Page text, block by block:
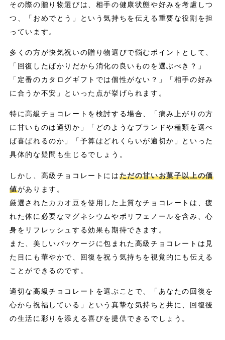
その際の贈り物選びは、相手の健康状態や好みを考慮しつ
つ、「おめでとう」という気持ちを伝える重要な役割を担
っています。
多くの方が快気祝いの贈り物選びで悩むポイントとして、
「回復したばかりだから消化の良いものを選ぶべき？」
「定番のカタログギフトでは個性がない？」「相手の好み
に合うか不安」といった点が挙げられます。
特に高級チョコレートを検討する場合、「病み上がりの方
に甘いものは適切か」「どのようなブランドや種類を選べ
ば喜ばれるのか」「予算はどれくらいが適切か」といった
具体的な疑問も生じるでしょう。
しかし、高級チョコレートにはただの甘いお菓子以上の価
値があります。
厳選されたカカオ豆を使用した上質なチョコレートは、疲
れた体に必要なマグネシウムやポリフェノールを含み、心
身をリフレッシュする効果も期待できます。
また、美しいパッケージに包まれた高級チョコレートは見
た目にも華やかで、回復を祝う気持ちを視覚的にも伝える
ことができるのです。
適切な高級チョコレートを選ぶことで、「あなたの回復を
心から祝福している」という真摯な気持ちと共に、回復後
の生活に彩りを添える喜びを提供できるでしょう。